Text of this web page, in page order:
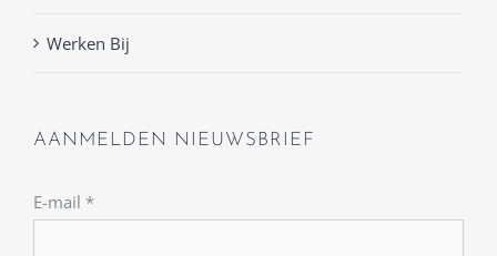
Werken Bij
AANMELDEN NIEUWSBRIEF
E-mail *